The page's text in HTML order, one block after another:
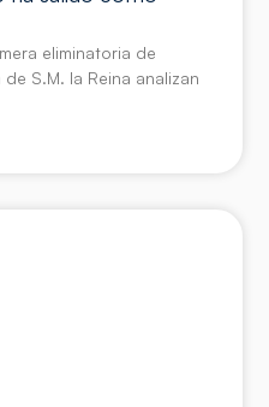
eliminatoria de
S.M. la Reina analizan